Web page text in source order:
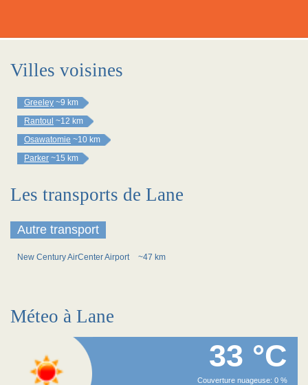
Villes voisines
Greeley ~9 km
Rantoul ~12 km
Osawatomie ~10 km
Parker ~15 km
Les transports de Lane
Autre transport
New Century AirCenter Airport ~47 km
Méteo à Lane
33 °C
Couverture nuageuse: 0 %